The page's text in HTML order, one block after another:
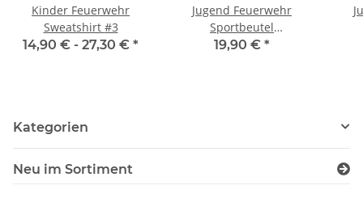
Kinder Feuerwehr
Sweatshirt #3
14,90 € - 27,30 € *
Jugend Feuerwehr
Sportbeutel
inkl.Wunschname
19,90 € *
Kategorien
Neu im Sortiment